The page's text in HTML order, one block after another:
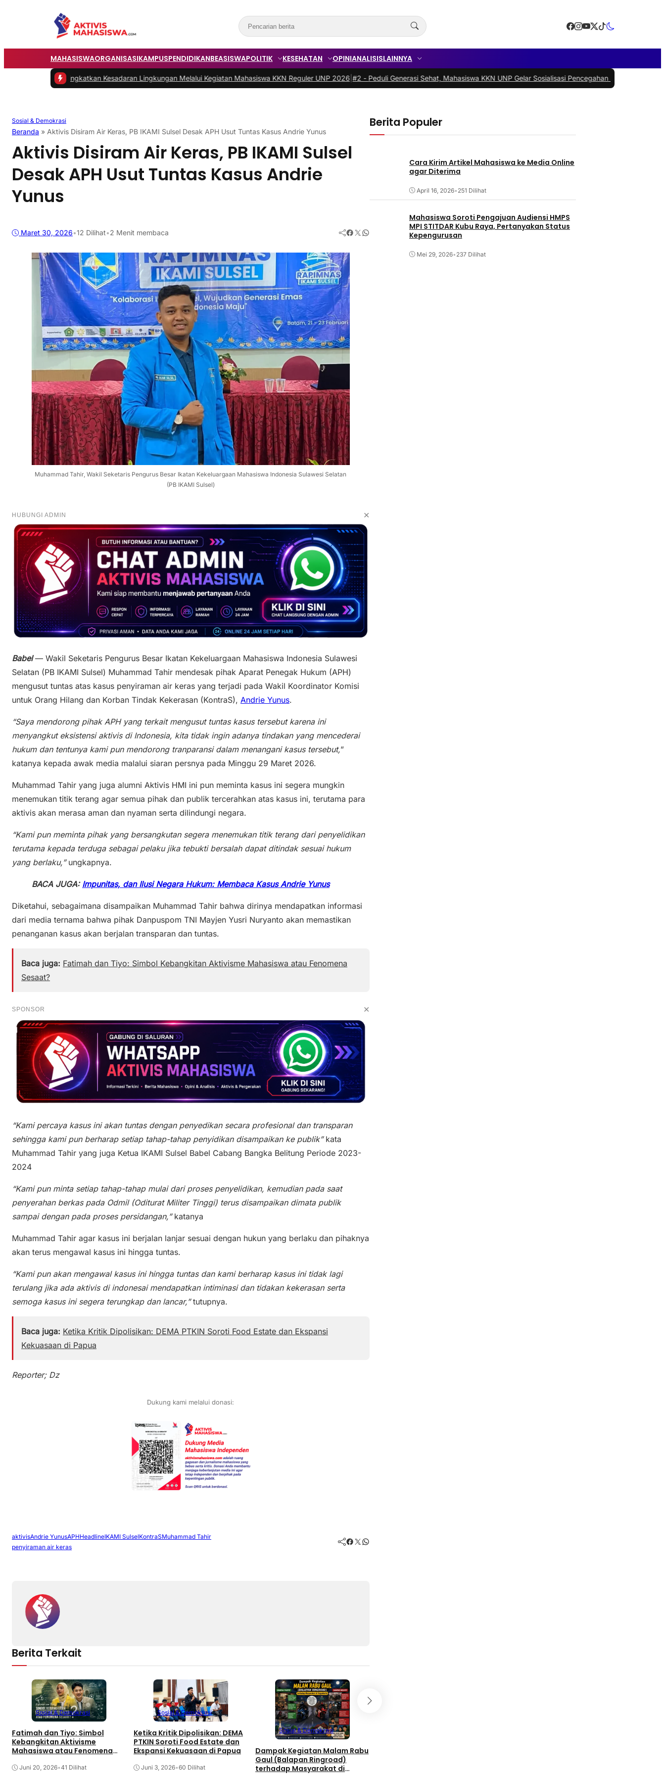
MAHASISWAORGANISASIKAMPUSPENDIDIKANBEASISWAPOLITIK KESEHATAN OPINIANALISISLAINNYA
Meningkatkan Kesadaran Lingkungan Melalui Kegiatan Mahasiswa KKN Reguler UNP 2026|#2 -Peduli Generasi Sehat, Mahasiswa KKN UNP Gelar Sosialisasi Pencegahan Stunting di Nagari Sungai
Sosial & Demokrasi
Beranda » Aktivis Disiram Air Keras, PB IKAMI Sulsel Desak APH Usut Tuntas Kasus Andrie Yunus
Aktivis Disiram Air Keras, PB IKAMI Sulsel
Desak APH Usut Tuntas Kasus Andrie
Yunus
Maret 30, 2026•12 Dilihat•2 Menit membaca Facebook Twitter WhatsApp
Muhammad Tahir, Wakil Seketaris Pengurus Besar Ikatan Kekeluargaan Mahasiswa Indonesia Sulawesi Selatan
(PB IKAMI Sulsel)
HUBUNGI ADMIN ✕
Babel— Wakil Seketaris Pengurus Besar Ikatan Kekeluargaan Mahasiswa Indonesia Sulawesi
Selatan (PB IKAMI Sulsel) Muhammad Tahir mendesak pihak Aparat Penegak Hukum (APH)
mengusut tuntas atas kasus penyiraman air keras yang terjadi pada Wakil Koordinator Komisi
untuk Orang Hilang dan Korban Tindak Kekerasan (KontraS), Andrie Yunus.
“Saya mendorong pihak APH yang terkait mengusut tuntas kasus tersebut karena ini
menyangkut eksistensi aktivis di Indonesia, kita tidak ingin adanya tindakan yang mencederai
hukum dan tentunya kami pun mendorong tranparansi dalam menangani kasus tersebut,”
katanya kepada awak media malalui siaran persnya pada Minggu 29 Maret 2026.
Muhammad Tahir yang juga alumni Aktivis HMI ini pun meminta kasus ini segera mungkin
menemukan titik terang agar semua pihak dan publik tercerahkan atas kasus ini, terutama para
aktivis akan merasa aman dan nyaman serta dilindungi negara.
“Kami pun meminta pihak yang bersangkutan segera menemukan titik terang dari penyelidikan
terutama kepada terduga sebagai pelaku jika tebukti bersalah dapat ditindak sesuai hukum
yang berlaku,”ungkapnya.
BACA JUGA: Impunitas, dan Ilusi Negara Hukum: Membaca Kasus Andrie Yunus
Diketahui, sebagaimana disampaikan Muhammad Tahir bahwa dirinya mendapatkan informasi
dari media ternama bahwa pihak Danpuspom TNI Mayjen Yusri Nuryanto akan memastikan
penanganan kasus akan berjalan transparan dan tuntas.
Baca juga: Fatimah dan Tiyo: Simbol Kebangkitan Aktivisme Mahasiswa atau Fenomena
Sesaat?
SPONSOR ✕
“Kami percaya kasus ini akan tuntas dengan penyedikan secara profesional dan transparan
sehingga kami pun berharap setiap tahap-tahap penyidikan disampaikan ke publik”kata
Muhammad Tahir yang juga Ketua IKAMI Sulsel Babel Cabang Bangka Belitung Periode 2023-
2024
“Kami pun minta setiap tahap-tahap mulai dari proses penyelidikan, kemudian pada saat
penyerahan berkas pada Odmil (Oditurat Militer Tinggi) terus disampaikan dimata publik
sampai dengan pada proses persidangan,”katanya
Muhammad Tahir agar kasus ini berjalan lanjar sesuai dengan hukun yang berlaku dan pihaknya
akan terus mengawal kasus ini hingga tuntas.
“Kami pun akan mengawal kasus ini hingga tuntas dan kami berharap kasus ini tidak lagi
terulang jika ada aktivis di indonesai mendapatkan intiminasi dan tidakan kekerasan serta
semoga kasus ini segera terungkap dan lancar,”tutupnya.
Baca juga: Ketika Kritik Dipolisikan: DEMA PTKIN Soroti Food Estate dan Ekspansi
Kekuasaan di Papua
Reporter; Dz
Dukung kami melalui donasi:
aktivisAndrie YunusAPHHeadlineIKAMI SulselKontraSMuhammad Tahir
penyiraman air keras
Facebook Twitter WhatsApp
Berita Terkait
Sosial & Demokrasi
Fatimah dan Tiyo: Simbol
Kebangkitan Aktivisme
Mahasiswa atau Fenomena
Juni 20, 2026•41 Dilihat
Sosial & Demokrasi
Ketika Kritik Dipolisikan: DEMA
PTKIN Soroti Food Estate dan
Ekspansi Kekuasaan di Papua
Juni 3, 2026•60 Dilihat
Sosial & Demokrasi
Dampak Kegiatan Malam Rabu
Gaul (Balapan Ringroad)
terhadap Masyarakat di
Berita Populer
Cara Kirim Artikel Mahasiswa ke Media Online
agar Diterima
April 16, 2026• 251 Dilihat
Mahasiswa Soroti Pengajuan Audiensi HMPS
MPI STITDAR Kubu Raya, Pertanyakan Status
Kepengurusan
Mei 29, 2026• 237 Dilihat